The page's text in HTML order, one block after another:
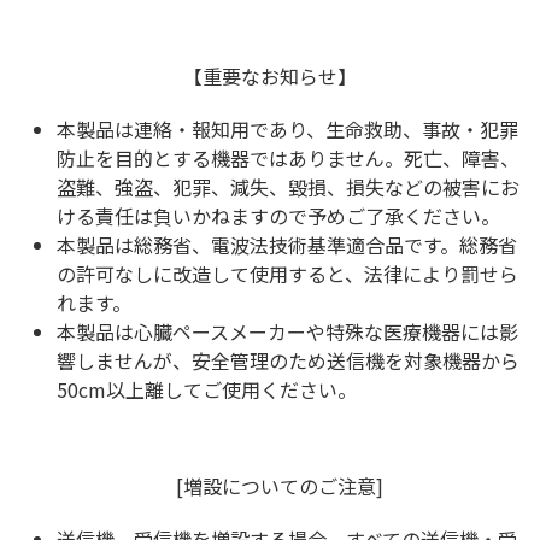
【重要なお知らせ】
本製品は連絡・報知用であり、生命救助、事故・犯罪
防止を目的とする機器ではありません。死亡、障害、
盗難、強盗、犯罪、減失、毀損、損失などの被害にお
ける責任は負いかねますので予めご了承ください。
本製品は総務省、電波法技術基準適合品です。総務省
の許可なしに改造して使用すると、法律により罰せら
れます。
本製品は心臓ペースメーカーや特殊な医療機器には影
響しませんが、安全管理のため送信機を対象機器から
50cm以上離してご使用ください。
[増設についてのご注意]